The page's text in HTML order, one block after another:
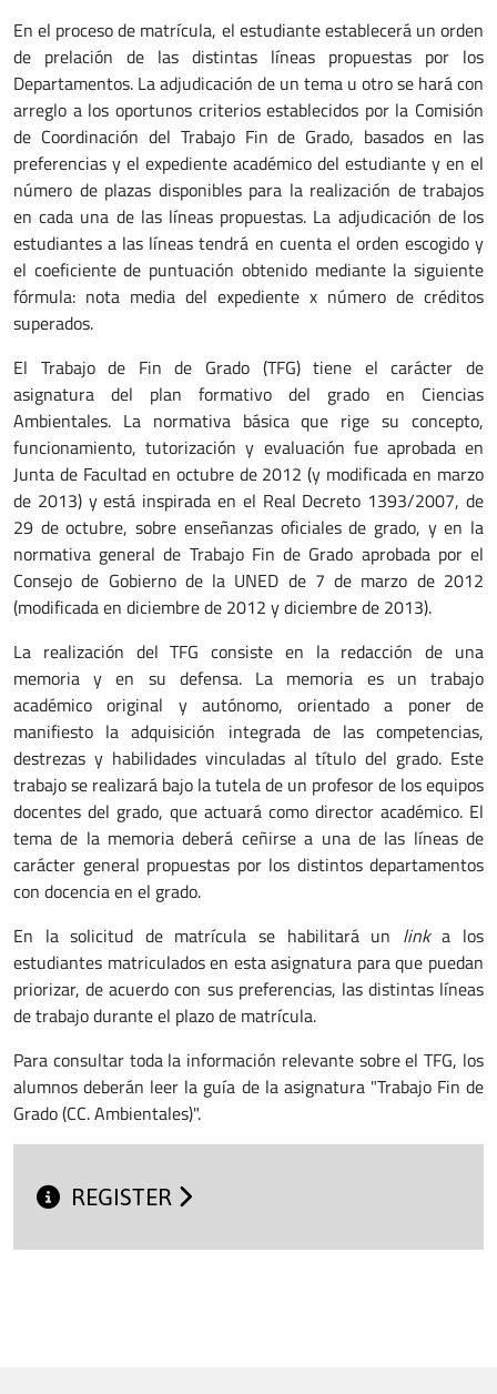
En el proceso de matrícula, el estudiante establecerá un orden
de prelación de las distintas líneas propuestas por los
Departamentos. La adjudicación de un tema u otro se hará con
arreglo a los oportunos criterios establecidos por la Comisión
de Coordinación del Trabajo Fin de Grado, basados en las
preferencias y el expediente académico del estudiante y en el
número de plazas disponibles para la realización de trabajos
en cada una de las líneas propuestas. La adjudicación de los
estudiantes a las líneas tendrá en cuenta el orden escogido y
el coeficiente de puntuación obtenido mediante la siguiente
fórmula: nota media del expediente x número de créditos
superados.
El Trabajo de Fin de Grado (TFG) tiene el carácter de
asignatura del plan formativo del grado en Ciencias
Ambientales. La normativa básica que rige su concepto,
funcionamiento, tutorización y evaluación fue aprobada en
Junta de Facultad en octubre de 2012 (y modificada en marzo
de 2013) y está inspirada en el Real Decreto 1393/2007, de
29 de octubre, sobre enseñanzas oficiales de grado, y en la
normativa general de Trabajo Fin de Grado aprobada por el
Consejo de Gobierno de la UNED de 7 de marzo de 2012
(modificada en diciembre de 2012 y diciembre de 2013).
La realización del TFG consiste en la redacción de una
memoria y en su defensa. La memoria es un trabajo
académico original y autónomo, orientado a poner de
manifiesto la adquisición integrada de las competencias,
destrezas y habilidades vinculadas al título del grado. Este
trabajo se realizará bajo la tutela de un profesor de los equipos
docentes del grado, que actuará como director académico. El
tema de la memoria deberá ceñirse a una de las líneas de
carácter general propuestas por los distintos departamentos
con docencia en el grado.
En la solicitud de matrícula se habilitará un linka los
estudiantes matriculados en esta asignatura para que puedan
priorizar, de acuerdo con sus preferencias, las distintas líneas
de trabajo durante el plazo de matrícula.
Para consultar toda la información relevante sobre el TFG, los
alumnos deberán leer la guía de la asignatura "Trabajo Fin de
Grado (CC. Ambientales)".
REGISTER